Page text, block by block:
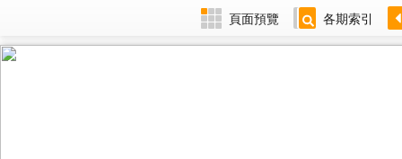
頁面預覽 各期索引